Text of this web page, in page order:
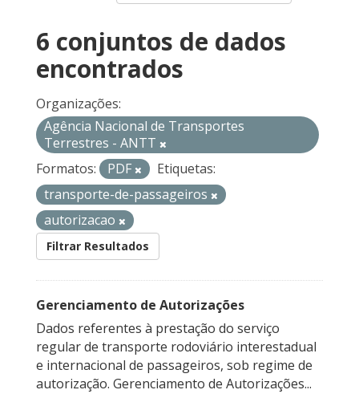
6 conjuntos de dados
encontrados
Organizações:
Agência Nacional de Transportes
Terrestres - ANTT
Formatos:
PDF
Etiquetas:
transporte-de-passageiros
autorizacao
Filtrar Resultados
Gerenciamento de Autorizações
Dados referentes à prestação do serviço
regular de transporte rodoviário interestadual
e internacional de passageiros, sob regime de
autorização. Gerenciamento de Autorizações...